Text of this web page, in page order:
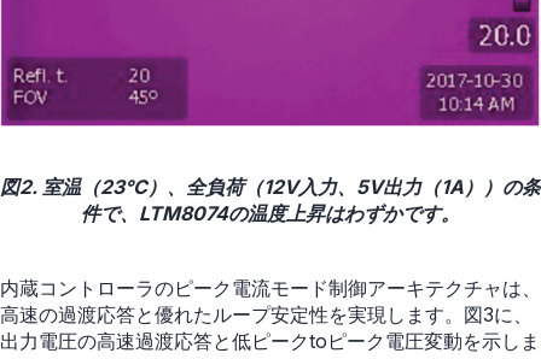
図2. 室温（23°C）、全負荷（12V入力、5V出力（1A））の条
件で、LTM8074の温度上昇はわずかです。
内蔵コントローラのピーク電流モード制御アーキテクチャは、
高速の過渡応答と優れたループ安定性を実現します。図3に、
出力電圧の高速過渡応答と低ピークtoピーク電圧変動を示しま